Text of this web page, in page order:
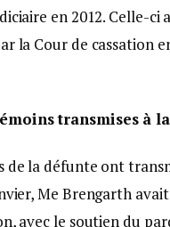
en 2012. Celle-ci
la Cour de cassation
transmises à
de la défunte ont
Me Brengarth
avec le soutien du